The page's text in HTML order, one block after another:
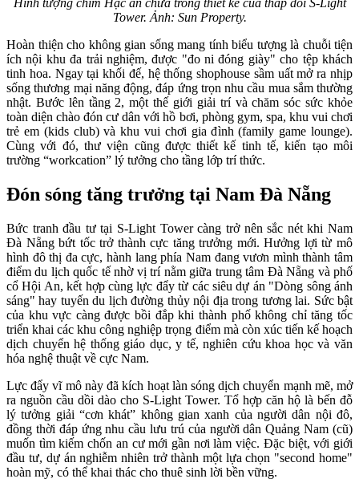
Hình tượng chim Hạc ẩn chứa trong thiết kế của tháp đôi S-Light
Tower. Ảnh: Sun Property.
Hoàn thiện cho không gian sống mang tính biểu tượng là chuỗi tiện
ích nội khu đa trải nghiệm, được "đo ni đóng giày" cho tệp khách
tinh hoa. Ngay tại khối đế, hệ thống shophouse sầm uất mở ra nhịp
sống thương mại năng động, đáp ứng trọn nhu cầu mua sắm thường
nhật. Bước lên tầng 2, một thế giới giải trí và chăm sóc sức khỏe
toàn diện chào đón cư dân với hồ bơi, phòng gym, spa, khu vui chơi
trẻ em (kids club) và khu vui chơi gia đình (family game lounge).
Cùng với đó, thư viện cũng được thiết kế tinh tế, kiến tạo môi
trường “workcation” lý tưởng cho tầng lớp trí thức.
Đón sóng tăng trưởng tại Nam Đà Nẵng
Bức tranh đầu tư tại S-Light Tower càng trở nên sắc nét khi Nam
Đà Nẵng bứt tốc trở thành cực tăng trưởng mới. Hưởng lợi từ mô
hình đô thị đa cực, hành lang phía Nam đang vươn mình thành tâm
điểm du lịch quốc tế nhờ vị trí nằm giữa trung tâm Đà Nẵng và phố
cổ Hội An, kết hợp cùng lực đẩy từ các siêu dự án "Dòng sông ánh
sáng" hay tuyến du lịch đường thủy nội địa trong tương lai. Sức bật
của khu vực càng được bồi đắp khi thành phố không chỉ tăng tốc
triển khai các khu công nghiệp trọng điểm mà còn xúc tiến kế hoạch
dịch chuyển hệ thống giáo dục, y tế, nghiên cứu khoa học và văn
hóa nghệ thuật về cực Nam.
Lực đẩy vĩ mô này đã kích hoạt làn sóng dịch chuyển mạnh mẽ, mở
ra nguồn cầu dồi dào cho S-Light Tower. Tổ hợp căn hộ là bến đỗ
lý tưởng giải “cơn khát” không gian xanh của người dân nội đô,
đồng thời đáp ứng nhu cầu lưu trú của người dân Quảng Nam (cũ)
muốn tìm kiếm chốn an cư mới gần nơi làm việc. Đặc biệt, với giới
đầu tư, dự án nghiễm nhiên trở thành một lựa chọn "second home"
hoàn mỹ, có thể khai thác cho thuê sinh lời bền vững.